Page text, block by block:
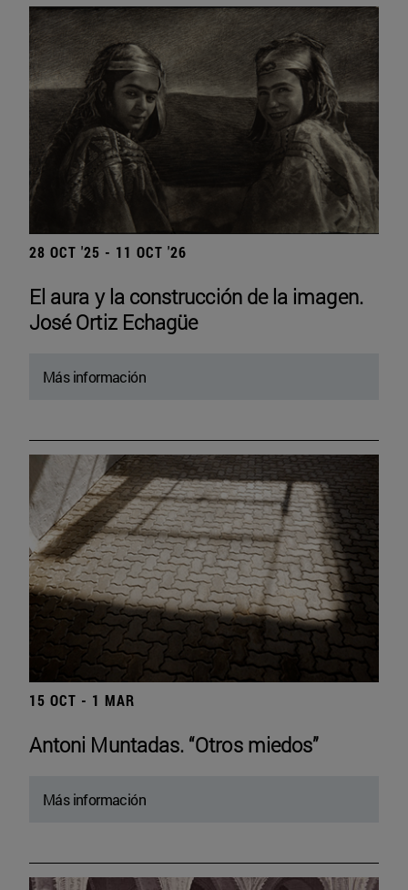
28 OCT '25 - 11 OCT '26
El aura y la construcción de la imagen.
José Ortiz Echagüe
Más información
15 OCT - 1 MAR
Antoni Muntadas. “Otros miedos”
Más información